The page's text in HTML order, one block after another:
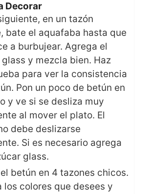
Decorar
en un tazón
bate el aquafaba hasta que
a burbujear. Agrega el
y mezcla bien. Haz
para ver la consistencia
Pon un poco de betún en
y ve si se desliza muy
al mover el plato. El
debe deslizarse
Si es necesario agrega
glass.
betún en 4 tazones chicos.
los colores que desees y